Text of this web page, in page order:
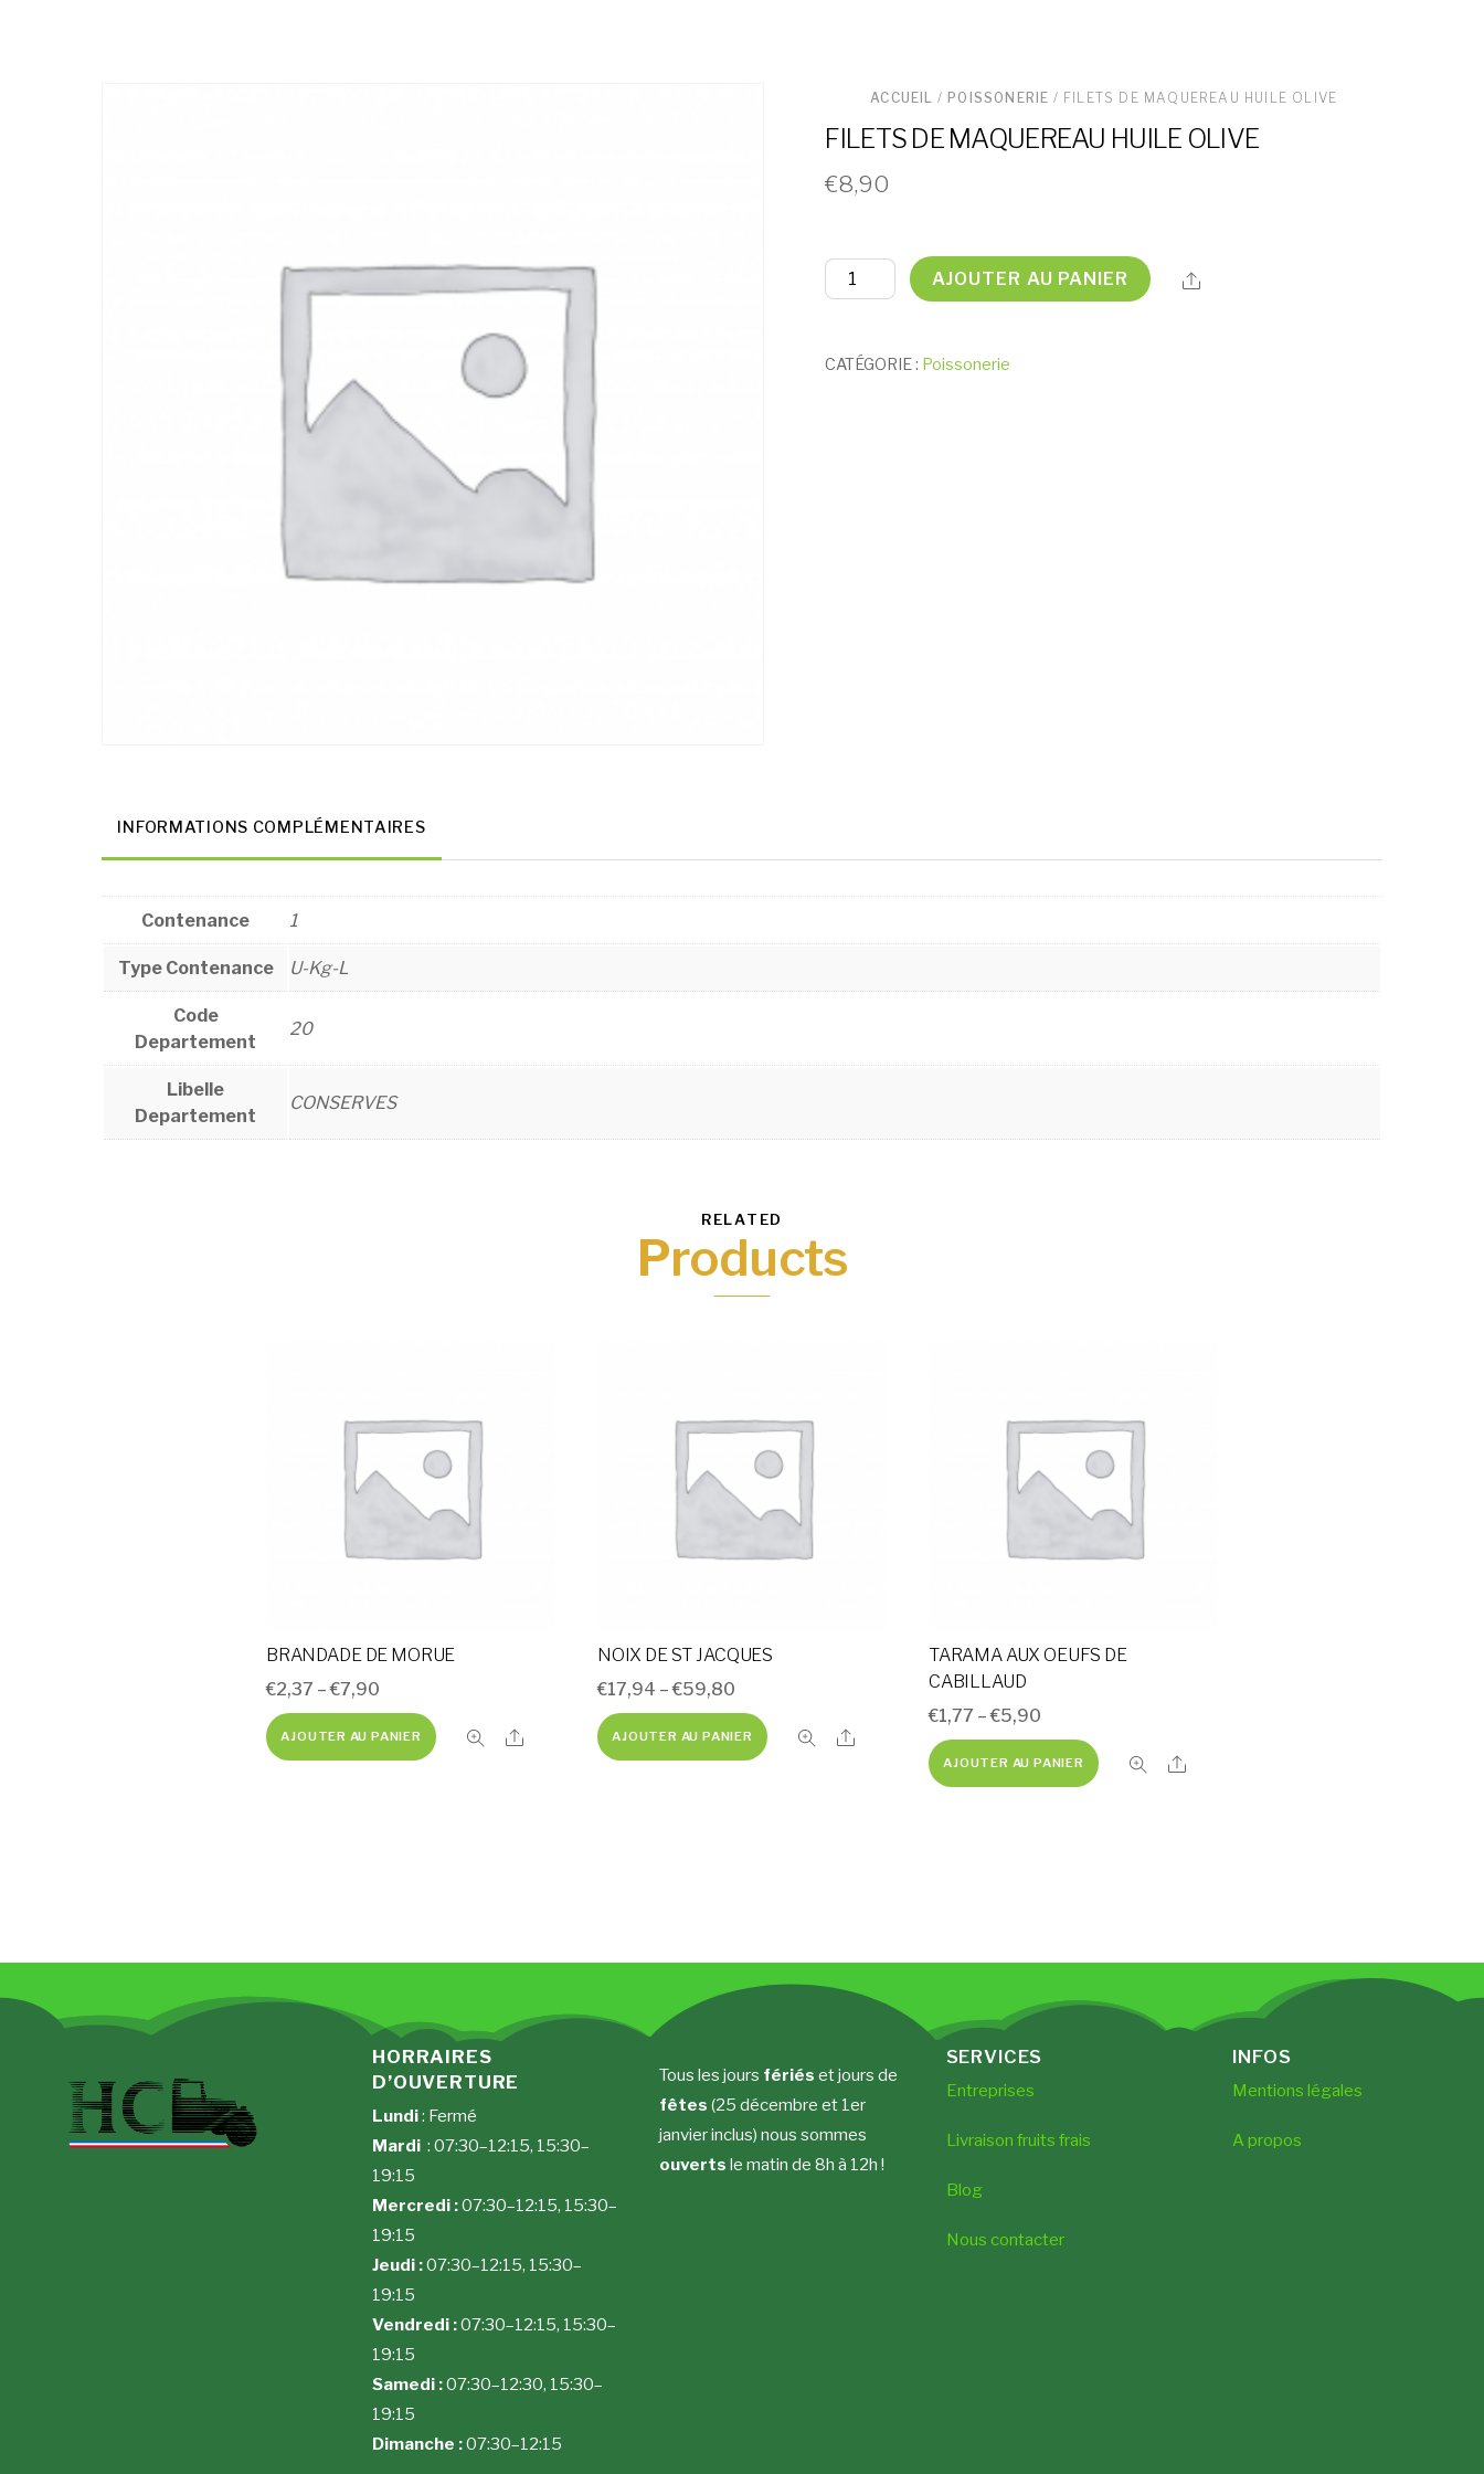
ACCUEIL / POISSONERIE / FILETS DE MAQUEREAU HUILE OLIVE
FILETS DE MAQUEREAU HUILE OLIVE
€8,90
quantité
de
DE
AJOUTER AU PANIER Share
CATÉGORIE : Poissonerie
INFORMATIONS COMPLÉMENTAIRES
Contenance 1
Type Contenance U-Kg-L
Code
Departement
20
Libelle
Departement
CONSERVES
RELATED
Products
BRANDADE DE MORUE
€2,37 –€7,90
AJOUTER AU PANIER
NOIX DE ST JACQUES
€17,94 –€59,80
AJOUTER AU PANIER
TARAMA AUX OEUFS DE
CABILLAUD
€1,77 –€5,90
AJOUTER AU PANIER
HORRAIRES
D’OUVERTURE
Lundi: Fermé
Mardi : 07:30–12:15, 15:30–
19:15
Mercredi :07:30–12:15, 15:30–
19:15
Jeudi :07:30–12:15, 15:30–
19:15
Vendredi :07:30–12:15, 15:30–
19:15
Samedi :07:30–12:30, 15:30–
19:15
Dimanche :07:30–12:15
Tous les jours fériés et jours de
fêtes (25 décembre et 1er
janvier inclus) nous sommes
ouverts le matin de 8h à 12h !
SERVICES
Entreprises
Livraison fruits frais
Blog
Nous contacter
INFOS
Mentions légales
A propos